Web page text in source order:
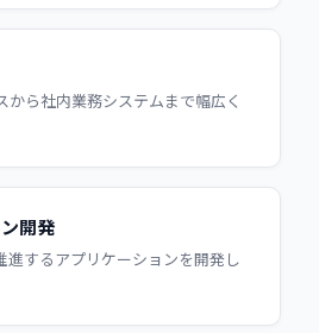
から社内業務システムまで幅広く
開発
進するアプリケーションを開発し